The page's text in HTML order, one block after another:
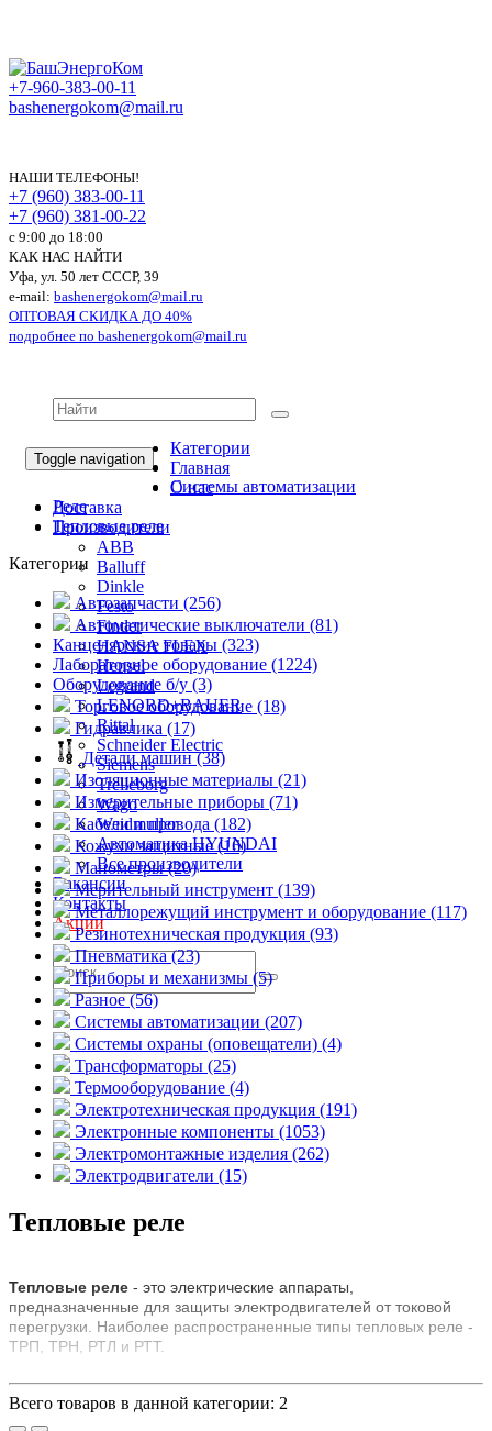
+7-960-383-00-11
bashenergokom@mail.ru
НАШИ ТЕЛЕФОНЫ!
+7 (960) 383-00-11
+7 (960) 381-00-22
c 9:00 до 18:00
КАК НАС НАЙТИ
Уфа, ул. 50 лет СССР, 39
e-mail: bashenergokom@mail.ru
ОПТОВАЯ СКИДКА ДО 40%
подробнее по bashenergokom@mail.ru
Toggle navigation
Категории
Главная
О нас
Доставка
Производители
ABB
Balluff
Dinkle
Festo
Finder
HANSA FLEX
Hensel
Legrand
LENORD+BAUER
Rittal
Schneider Electric
Siemens
Trelleborg
Wago
Weidmuller
Автоматика HYUNDAI
Все производители
Вакансии
Контакты
Акции
Системы автоматизации
Реле
Тепловые реле
Категории
Автозапчасти (256)
Автоматические выключатели (81)
Канцелярские товары (323)
Лабораторное оборудование (1224)
Оборудование б/у (3)
Торговое оборудование (18)
Гидравлика (17)
Детали машин (38)
Изоляционные материалы (21)
Измерительные приборы (71)
Кабели и провода (182)
Кожухи защитные (16)
Манометры (20)
Мерительный инструмент (139)
Металлорежущий инструмент и оборудование (117)
Резинотехническая продукция (93)
Пневматика (23)
Приборы и механизмы (5)
Разное (56)
Системы автоматизации (207)
Системы охраны (оповещатели) (4)
Трансформаторы (25)
Термооборудование (4)
Электротехническая продукция (191)
Электронные компоненты (1053)
Электромонтажные изделия (262)
Электродвигатели (15)
Тепловые реле
Тепловые реле - это электрические аппараты,
предназначенные для защиты электродвигателей от токовой
перегрузки. Наиболее распространенные типы тепловых реле -
ТРП, ТРН, РТЛ и РТТ.
Всего товаров в данной категории: 2